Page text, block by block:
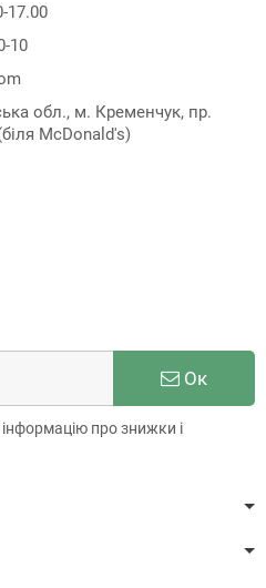
17.00
10
обл., м. Кременчук, пр.
McDonald's)
Ок
про знижки і